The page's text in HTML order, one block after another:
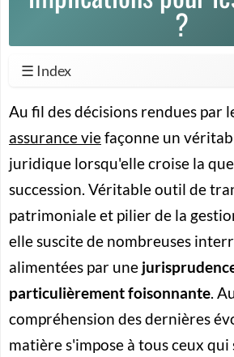
?
☰ Index
Au fil des décisions rendues par
assurance viefaçonne un
juridique lorsqu'elle croise la
succession. Véritable outil de
patrimoniale et pilier de la
elle suscite de nombreuses
alimentées par une
particulièrement foisonnante.
compréhension des dernières
matière s'impose à tous ceux